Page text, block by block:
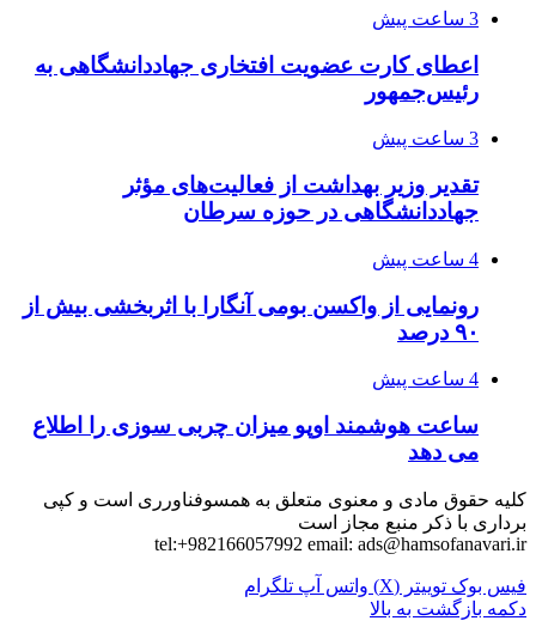
3 ساعت پیش
اعطای کارت عضویت افتخاری جهاددانشگاهی به
رئیس‌جمهور
3 ساعت پیش
تقدیر وزیر بهداشت از فعالیت‌های مؤثر
جهاددانشگاهی در حوزه سرطان
4 ساعت پیش
رونمایی از واکسن بومی آنگارا با اثربخشی بیش از
۹۰ درصد
4 ساعت پیش
ساعت هوشمند اوپو میزان چربی سوزی را اطلاع
می دهد
کلیه حقوق مادی و معنوی متعلق به همسوفناورری است و کپی
برداری با ذکر منبع مجاز است
tel:+982166057992 email: ads@hamsofanavari.ir
فیس بوک توییتر (X) واتس آپ تلگرام
دکمه بازگشت به بالا